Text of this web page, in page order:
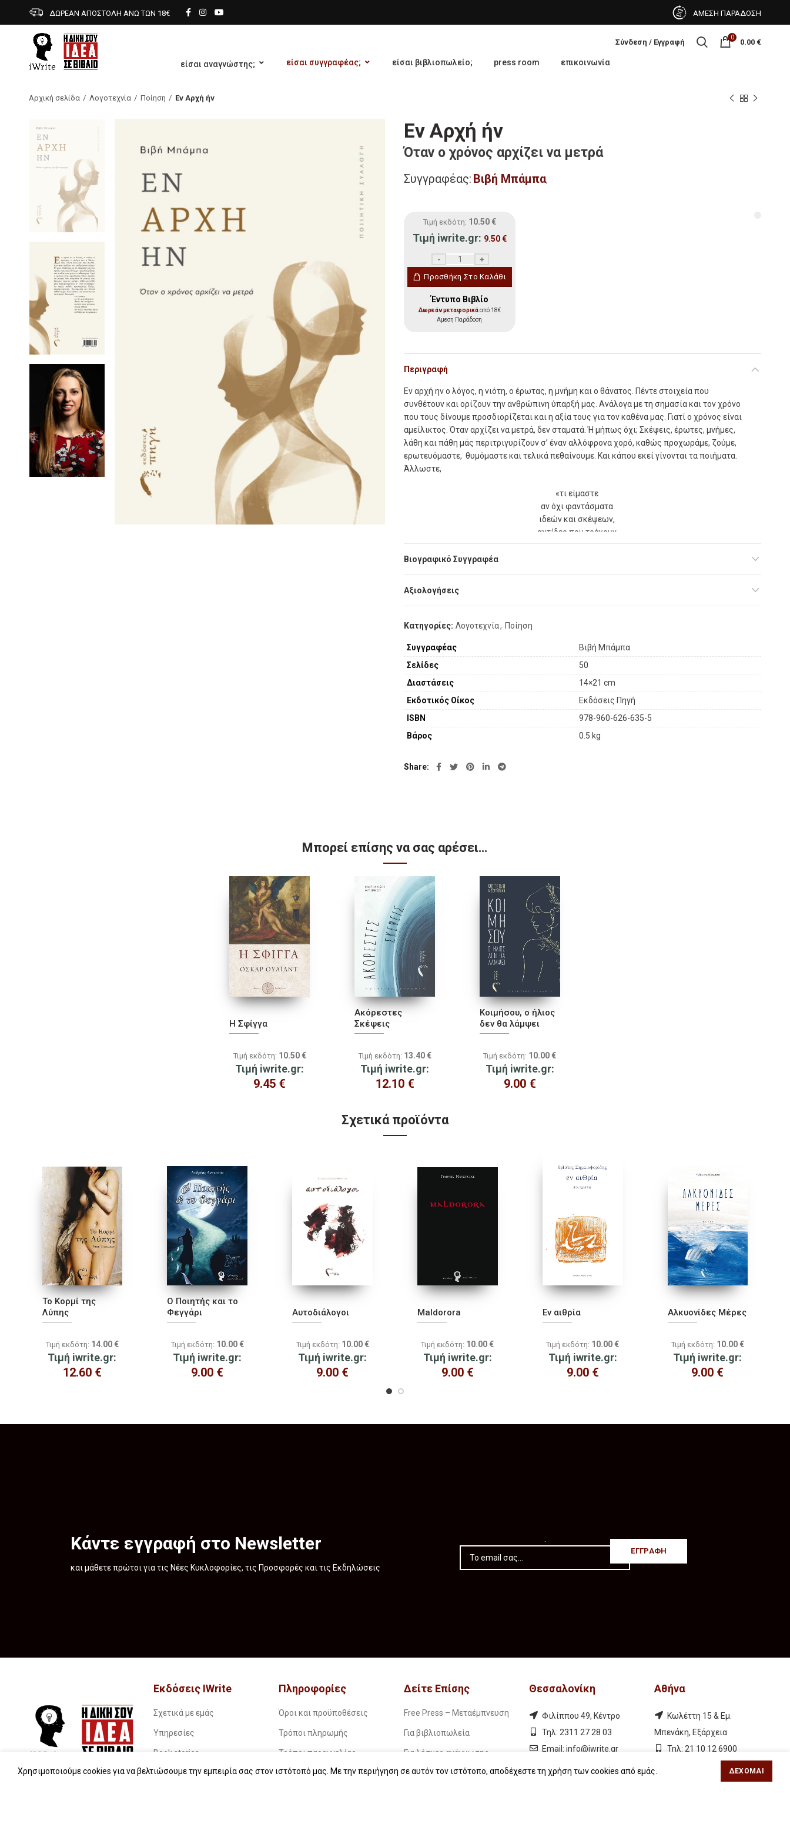
ΔΩΡΕΑΝ ΑΠΟΣΤΟΛΗ ΑΝΩ ΤΩΝ 18€ ΑΜΕΣΗ ΠΑΡΑΔΟΣΗ
Σύνδεση / Εγγραφή 0 0.00 €
είσαι αναγνώστης; είσαι συγγραφέας; είσαι βιβλιοπωλείο; press room επικοινωνία
Αρχική σελίδα Λογοτεχνία Ποίηση Εν Αρχή ήν
Εν Αρχή ήν
Όταν ο χρόνος αρχίζει να μετρά
Συγγραφέας: Βιβή Μπάμπα,
Τιμή εκδότη: 10.50 €
Τιμή iwrite.gr: 9.50€
Προσθήκη Στο Καλάθι
Έντυπο Βιβλίο
Δωρεάν μεταφορικάαπό 18€
Αμεση Παράδοση
Περιγραφή
Εν αρχή ην ο λόγος, η νιότη, ο έρωτας, η µνήµη και ο θάνατος. Πέντε στοιχεία που
συνθέτουν και ορίζουν την ανθρώπινη ύπαρξή µας. Ανάλογα µε τη σηµασία και τον χρόνο
που τους δίνουµε προσδιορίζεται και η αξία τους για τον καθένα µας. Γιατί ο χρόνος είναι
αµείλικτος. Όταν αρχίζει να µετρά, δεν σταµατά. Ή µήπως όχι; Σκέψεις, έρωτες, µνήµες,
λάθη και πάθη µάς περιτριγυρίζουν σ’ έναν αλλόφρονα χορό, καθώς προχωράµε, ζούµε,
ερωτευόµαστε, θυµόµαστε και τελικά πεθαίνουµε. Και κάπου εκεί γίνονται τα ποιήµατα.
Άλλωστε,
«τι είµαστε
αν όχι φαντάσµατα
ιδεών και σκέψεων,
αχτίδες που τρέχουν
Βιογραφικό Συγγραφέα
Αξιολογήσεις
Κατηγορίες: Λογοτεχνία, Ποίηση
Συγγραφέας
Βιβή Μπάμπα
Σελίδες
50
Διαστάσεις
14×21 cm
Εκδοτικός Οίκος
Εκδόσεις Πηγή
ISBN
978-960-626-635-5
Βάρος
0.5 kg
Share
Μπορεί επίσης να σας αρέσει…
Η Σφίγγα
Τιμή εκδότη: 10.50 €
Τιμή iwrite.gr:
9.45 €
Ακόρεστες
Σκέψεις
Τιμή εκδότη: 13.40 €
Τιμή iwrite.gr:
12.10 €
Κοιμήσου, ο ήλιος
δεν θα λάμψει
Τιμή εκδότη: 10.00 €
Τιμή iwrite.gr:
9.00 €
Σχετικά προϊόντα
Το Κορμί της
Λύπης
Τιμή εκδότη: 14.00 €
Τιμή iwrite.gr:
12.60 €
Ο Ποιητής και το
Φεγγάρι
Τιμή εκδότη: 10.00 €
Τιμή iwrite.gr:
9.00 €
Αυτοδιάλογοι
Τιμή εκδότη: 10.00 €
Τιμή iwrite.gr:
9.00 €
Maldorora
Τιμή εκδότη: 10.00 €
Τιμή iwrite.gr:
9.00 €
Εν αιθρία
Τιμή εκδότη: 10.00 €
Τιμή iwrite.gr:
9.00 €
Αλκυονίδες Μέρες
Τιμή εκδότη: 10.00 €
Τιμή iwrite.gr:
9.00 €
Κάντε εγγραφή στο Newsletter
και μάθετε πρώτοι για τις Νέες Κυκλοφορίες, τις Προσφορές και τις Εκδηλώσεις
.
Εκδόσεις IWrite
Σχετικά με εμάς
Υπηρεσίες
Book stories…
Συχνές ερωτήσεις (FAQs)
Πληροφορίες
Όροι και προϋποθέσεις
Τρόποι πληρωμής
Τρόποι παραγγελίας
Τρόποι παραλαβής
Δείτε Επίσης
Free Press – Μεταέμπνευση
Για βιβλιοπωλεία
Για λέσχες ανάγνωσης
Για δημοσιογράφους
Θεσσαλονίκη
Φιλίππου 49, Κέντρο
Τηλ: 2311 27 28 03
Εmail: info@iwrite.gr
Αθήνα
Κωλέττη 15 & Εμ.
Μπενάκη, Εξάρχεια
Τηλ: 21 10 12 6900
Χρησιμοποιούμε cookies για να βελτιώσουμε την εμπειρία σας στον ιστότοπό μας. Με την περιήγηση σε αυτόν τον ιστότοπο, αποδέχεστε τη χρήση των cookies από εμάς. ΔΈΧΟΜΑΙ